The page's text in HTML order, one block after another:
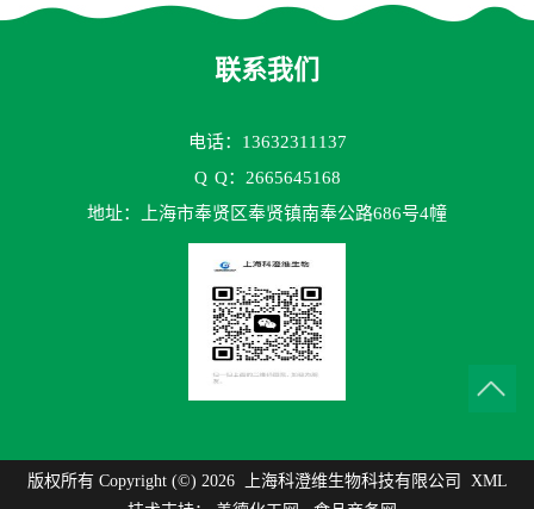
联系我们
电话：13632311137
Q Q：2665645168
地址：上海市奉贤区奉贤镇南奉公路686号4幢
版权所有 Copyright (©) 2026 上海科澄维生物科技有限公司
XML